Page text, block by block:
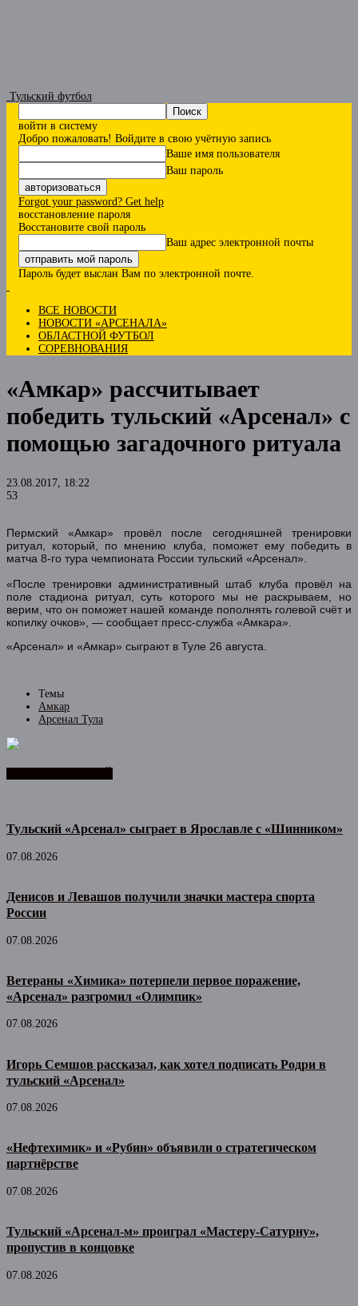
Тульский футбол
войти в систему
Добро пожаловать! Войдите в свою учётную запись
Ваше имя пользователя
Ваш пароль
Forgot your password? Get help
восстановление пароля
Восстановите свой пароль
Ваш адрес электронной почты
Пароль будет выслан Вам по электронной почте.
ВСЕ НОВОСТИ
НОВОСТИ «АРСЕНАЛА»
ОБЛАСТНОЙ ФУТБОЛ
СОРЕВНОВАНИЯ
«Амкар» рассчитывает
победить тульский «Арсенал» с
помощью загадочного ритуала
23.08.2017, 18:22
53
Пермский «Амкар» провёл после сегодняшней тренировки
ритуал, который, по мнению клуба, поможет ему победить в
матча 8-го тура чемпионата России тульский «Арсенал».
«После тренировки административный штаб клуба провёл на
поле стадиона ритуал, суть которого мы не раскрываем, но
верим, что он поможет нашей команде пополнять голевой счёт и
копилку очков», — сообщает пресс-служба «Амкара».
«Арсенал» и «Амкар» сыграют в Туле 26 августа.
Темы
Амкар
Арсенал Тула
Тульский «Арсенал» сыграет в Ярославле с «Шинником»
07.08.2026
Денисов и Левашов получили значки мастера спорта
России
07.08.2026
Ветераны «Химика» потерпели первое поражение,
«Арсенал» разгромил «Олимпик»
07.08.2026
Игорь Семшов рассказал, как хотел подписать Родри в
тульский «Арсенал»
07.08.2026
«Нефтехимик» и «Рубин» объявили о стратегическом
партнёрстве
07.08.2026
Тульский «Арсенал-м» проиграл «Мастеру-Сатурну»,
пропустив в концовке
07.08.2026